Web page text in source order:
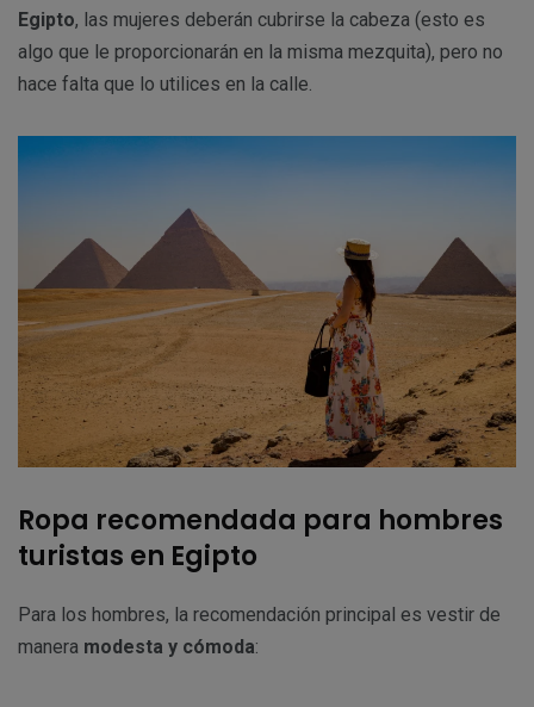
Egipto, las mujeres deberán cubrirse la cabeza (esto es
algo que le proporcionarán en la misma mezquita), pero no
hace falta que lo utilices en la calle.
Ropa recomendada para hombres
turistas en Egipto
Para los hombres, la recomendación principal es vestir de
manera modesta y cómoda: